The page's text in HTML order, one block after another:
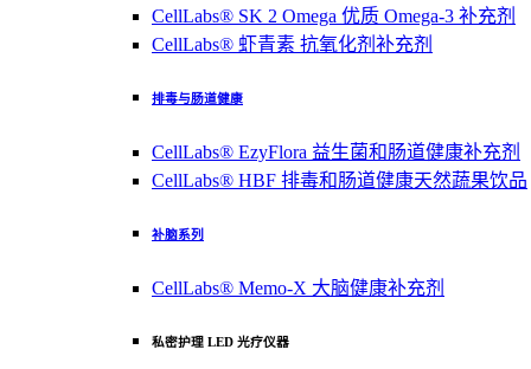
CellLabs® SK 2 Omega 优质 Omega-3 补充剂
CellLabs® 虾青素 抗氧化剂补充剂
排毒与肠道健康
CellLabs® EzyFlora 益生菌和肠道健康补充剂
CellLabs® HBF 排毒和肠道健康天然蔬果饮品
补脑系列
CellLabs® Memo-X 大脑健康补充剂
私密护理 LED 光疗仪器